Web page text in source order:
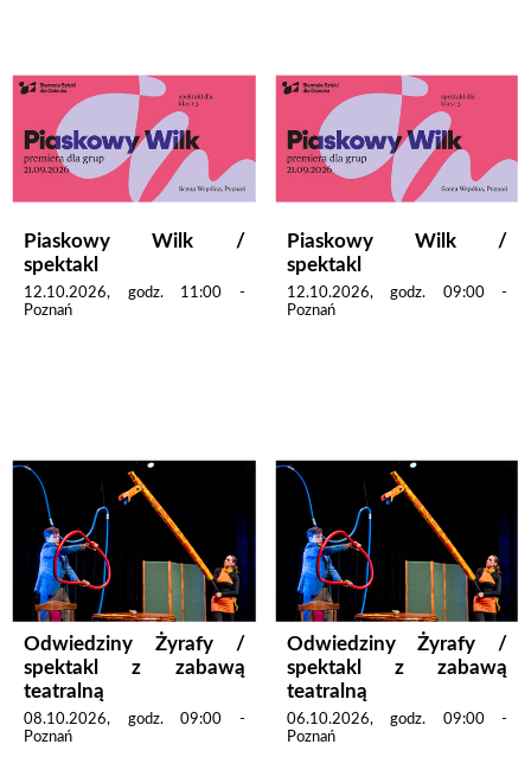
Piaskowy Wilk /
spektakl
12.10.2026, godz. 11:00 -
Poznań
Piaskowy Wilk /
spektakl
12.10.2026, godz. 09:00 -
Poznań
Odwiedziny Żyrafy /
spektakl z zabawą
teatralną
08.10.2026, godz. 09:00 -
Poznań
Odwiedziny Żyrafy /
spektakl z zabawą
teatralną
06.10.2026, godz. 09:00 -
Poznań